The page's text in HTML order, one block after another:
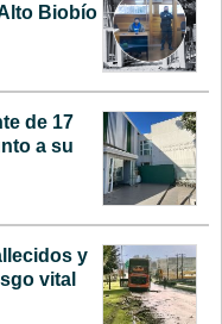
Biobío
de 17
a su
y
vital